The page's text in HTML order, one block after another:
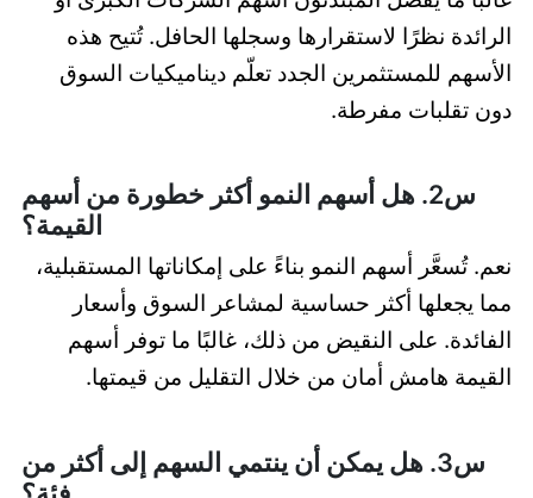
الرائدة نظرًا لاستقرارها وسجلها الحافل. تُتيح هذه
الأسهم للمستثمرين الجدد تعلّم ديناميكيات السوق
دون تقلبات مفرطة.
س2. هل أسهم النمو أكثر خطورة من أسهم
القيمة؟
نعم. تُسعَّر أسهم النمو بناءً على إمكاناتها المستقبلية،
مما يجعلها أكثر حساسية لمشاعر السوق وأسعار
الفائدة. على النقيض من ذلك، غالبًا ما توفر أسهم
القيمة هامش أمان من خلال التقليل من قيمتها.
س3. هل يمكن أن ينتمي السهم إلى أكثر من